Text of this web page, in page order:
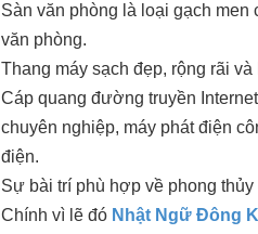
Sàn văn phòng là loại gạch
văn phòng.
Thang máy sạch đẹp, rộng rãi
Cáp quang đường truyền
chuyên nghiệp, máy phát điện
điện.
Sự bài trí phù hợp về phong
Chính vì lẽ đó Nhật Ngữ Đông